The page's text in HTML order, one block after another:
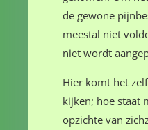
de gewone
meestal niet
niet wordt
Hier komt het
kijken; hoe staat
opzichte van